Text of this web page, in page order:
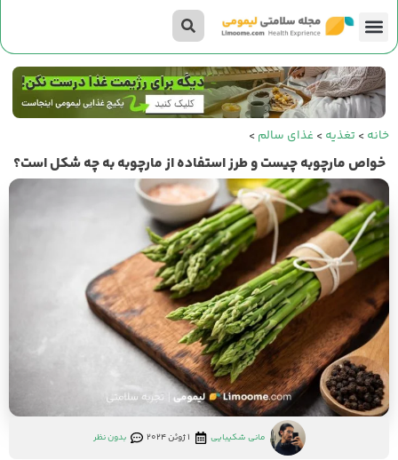
خانه> تغذیه> غذای سالم>
خواص مارچوبه چیست و طرز استفاده از مارچوبه به چه شکل است؟
مانی شکیبایی 1 ژوئن 2024 بدون نظر